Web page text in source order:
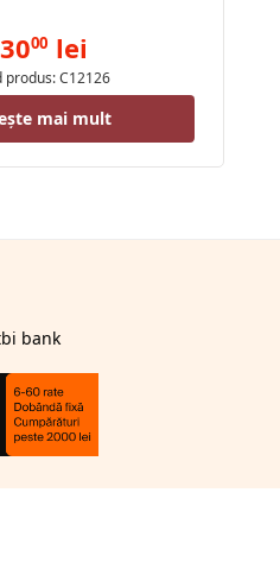
3000 lei
produs: C12126
mai mult
bank